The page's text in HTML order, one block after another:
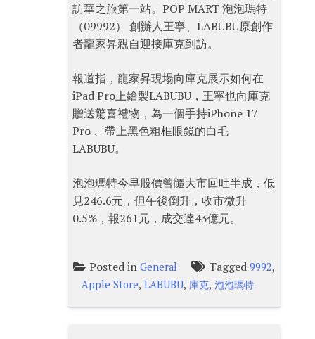
訪華之旅第一站。POP MART 泡泡瑪特
（09992） 創辦人王寧、LABUBU原創作
者龍家昇親自迎接庫克到訪。
報道指，龍家昇現場向庫克展示如何在
iPad Pro上繪製LABUBU，王寧也向庫克
贈送驚喜禮物，為一個手持iPhone 17
Pro 、帶上黑色粗框眼鏡的白毛
LABUBU。
泡泡瑪特今早股價曾隨大市回吐半成，低
見246.6元，但午後倒升，收市微升
0.5%，報261元，成交達43億元。
Posted inGeneral Tagged9992,
Apple Store, LABUBU, 庫克, 泡泡瑪特